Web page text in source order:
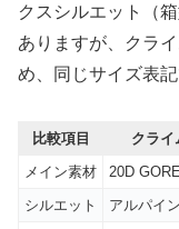
クスシルエット（
ありますが、クラ
め、同じサイズ表
比較項目 クライ
メイン素材
20D
シルエット
アルパイ